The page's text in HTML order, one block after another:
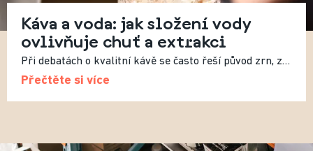
Káva a voda: jak složení vody
ovlivňuje chuť a extrakci
Při debatách o kvalitní kávě se často řeší původ zrn, způsob pražení nebo recept. Méně často se mluví o vodě, přestože právě ta tvoří více než 98 % výsledného nápoje. Složení vody tak zásadně ovlivňuje výslednou chuť.
Přečtěte si více